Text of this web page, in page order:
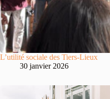
L’utilité sociale des Tiers-Lieux
30 janvier 2026